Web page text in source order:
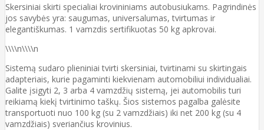
Skersiniai skirti specialiai krovininiams autobusiukams. Pagrindinės
jos savybės yra: saugumas, universalumas, tvirtumas ir
elegantiškumas. 1 vamzdis sertifikuotas 50 kg apkrovai.
\\\\n\\\\n
Sistemą sudaro plieniniai tvirti skersiniai, tvirtinami su skirtingais
adapteriais, kurie pagaminti kiekvienam automobiliui individualiai.
Galite įsigyti 2, 3 arba 4 vamzdžių sistemą, jei automobilis turi
reikiamą kiekį tvirtinimo taškų. Šios sistemos pagalba galėsite
transportuoti nuo 100 kg (su 2 vamzdžiais) iki net 200 kg (su 4
vamzdžiais) sveriančius krovinius.